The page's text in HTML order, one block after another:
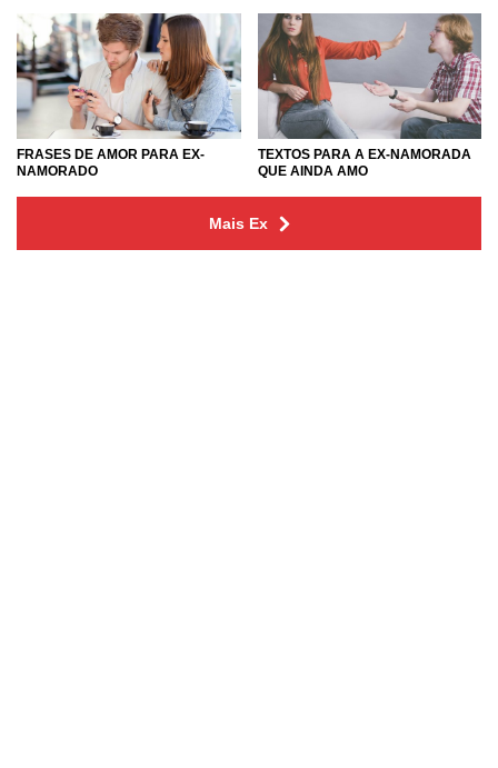
FRASES DE AMOR PARA EX-
NAMORADO
TEXTOS PARA A EX-NAMORADA
QUE AINDA AMO
Mais Ex